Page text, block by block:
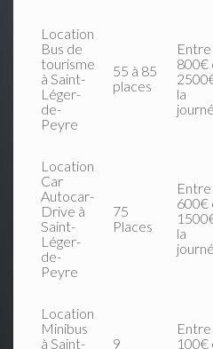
Location
Bus de
tourisme
à Saint-
Léger-
de-
Peyre
55 à 85
places
Entre
800€
la
Location
Car
Autocar-
Drive à
Saint-
Léger-
de-
Peyre
75
Places
Entre
600€
la
Location
Minibus
à Saint-
9
Entre
100€